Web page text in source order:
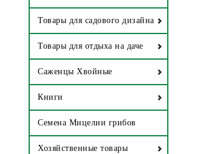
Товары для садового дизайна
Товары для отдыха на даче
Саженцы Хвойные
Книги
Семена Мицелии грибов
Хозяйственные товары